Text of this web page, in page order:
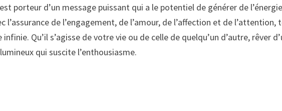
porteur d’un message puissant qui a le potentiel de générer de l’énergie
l’assurance de l’engagement, de l’amour, de l’affection et de l’attention,
Qu’il s’agisse de votre vie ou de celle de quelqu’un d’autre, rêver
qui suscite l’enthousiasme.